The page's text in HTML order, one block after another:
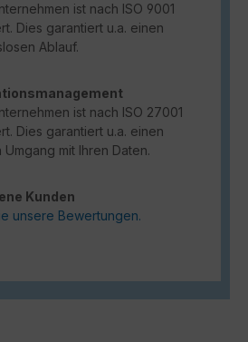
ist nach ISO 9001
Dies garantiert u.a. einen
Ablauf.
ist nach ISO 27001
Dies garantiert u.a. einen
Umgang mit Ihren Daten.
Kunden
unsere Bewertungen.